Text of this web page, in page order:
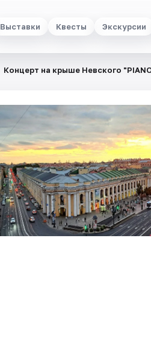
Выставки Квесты Экскурсии
Концерт на крыше Невского